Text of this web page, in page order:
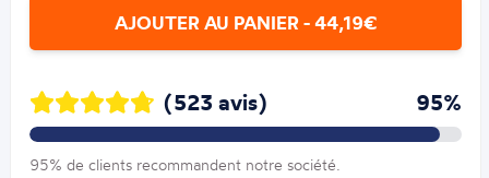
AJOUTER AU PANIER - 44,19€
(523 avis) 95%
95% de clients recommandent notre société.